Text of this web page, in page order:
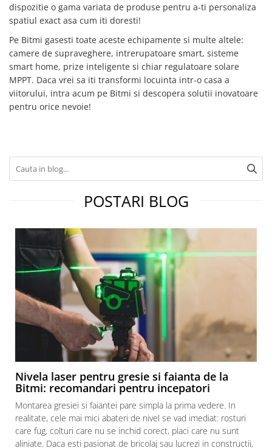
dispozitie o gama variata de produse pentru a-ti personaliza
spatiul exact asa cum iti doresti!
Pe Bitmi gasesti toate aceste echipamente si multe altele:
camere de supraveghere, intrerupatoare smart, sisteme
smart home, prize inteligente si chiar regulatoare solare
MPPT. Daca vrei sa iti transformi locuinta intr-o casa a
viitorului, intra acum pe Bitmi si descopera solutii inovatoare
pentru orice nevoie!
POSTARI BLOG
Nivela laser pentru gresie si faianta de la
Bitmi: recomandari pentru incepatori
Montarea gresiei si faiantei pare simpla la prima vedere. In
realitate, cele mai mici abateri de nivel se vad imediat: rosturi
care fug, colturi care nu se inchid corect, placi care nu sunt
aliniate. Daca esti pasionat de bricolaj sau lucrezi in constructii,